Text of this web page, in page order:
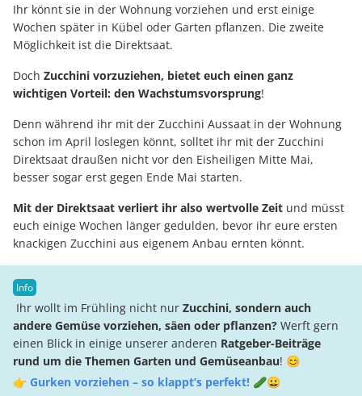
Ihr könnt sie in der Wohnung vorziehen und erst einige
Wochen später in Kübel oder Garten pflanzen. Die zweite
Möglichkeit ist die Direktsaat.
Doch Zucchini vorzuziehen, bietet euch einen ganz
wichtigen Vorteil: den Wachstumsvorsprung!
Denn während ihr mit der Zucchini Aussaat in der Wohnung
schon im April loslegen könnt, solltet ihr mit der Zucchini
Direktsaat draußen nicht vor den Eisheiligen Mitte Mai,
besser sogar erst gegen Ende Mai starten.
Mit der Direktsaat verliert ihr also wertvolle Zeit und müsst
euch einige Wochen länger gedulden, bevor ihr eure ersten
knackigen Zucchini aus eigenem Anbau ernten könnt.
Ihr wollt im Frühling nicht nur Zucchini, sondern auch
andere Gemüse vorziehen, säen oder pflanzen? Werft gern
einen Blick in einige unserer anderen Ratgeber-Beiträge
rund um die Themen Garten und Gemüseanbau! 😊
👉 Gurken vorziehen – so klappt’s perfekt! 🥒😀